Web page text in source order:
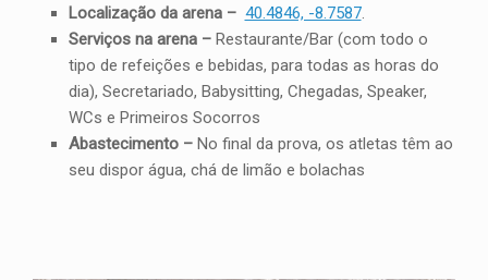
Localização da arena – 40.4846, -8.7587.
Serviços na arena –Restaurante/Bar (com todo o
tipo de refeições e bebidas, para todas as horas do
dia), Secretariado, Babysitting, Chegadas, Speaker,
WCs e Primeiros Socorros
Abastecimento – No final da prova, os atletas têm ao
seu dispor água, chá de limão e bolachas